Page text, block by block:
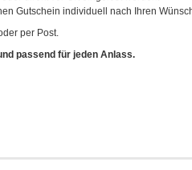
Gutschein individuell nach Ihren
per Post.
passend für jeden Anlass.